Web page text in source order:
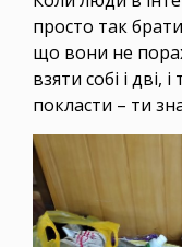
просто так
що вони не
взяти собі і дві,
покласти – ти